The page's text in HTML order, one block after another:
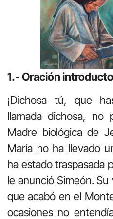
1.- Oración
¡Dichosa tú, que
llamada dichosa,
Madre biológica de
María no ha llevado
ha estado traspasada
le anunció Simeón.
que acabó en el
ocasiones no